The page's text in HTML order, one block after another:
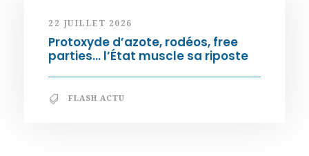
22 JUILLET 2026
Protoxyde d’azote, rodéos, free
parties… l’État muscle sa riposte
FLASH ACTU